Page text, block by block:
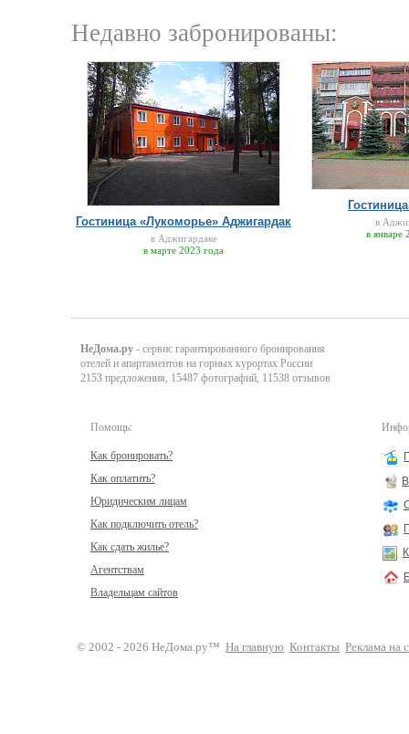
Недавно забронированы:
Гостиница «Лукоморье» Аджигардак
в Аджигардаке
в марте 2023 года
в
в январе
НеДома.ру - сервис гарантированного бронирования
отелей и апартаментов на горных курортах России
2153 предложения, 15487 фотографий, 11538 отзывов
Помощь:
Как бронировать?
Как оплатить?
Юридическим лицам
Как подключить отель?
Как сдать жилье?
Агентствам
Владельцам сайтов
© 2002 - 2026 НеДома.ру™ На главную Контакты Реклама на